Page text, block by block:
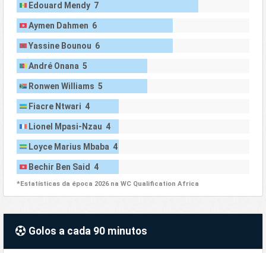
Edouard Mendy 7
Aymen Dahmen 6
Yassine Bounou 6
André Onana 5
Ronwen Williams 5
Fiacre Ntwari 4
Lionel Mpasi-Nzau 4
Loyce Marius Mbaba 4
Bechir Ben Said 4
*Estatísticas da época 2026 na WC Qualification Africa
Golos a cada 90 minutos